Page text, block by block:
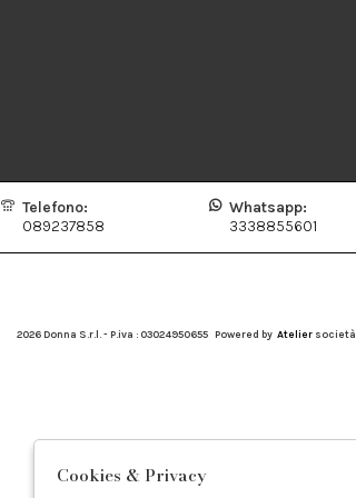
Telefono:
089237858
Whatsapp:
3338855601
2026 Donna S.r.l. - P.iva : 03024950655 Powered by Atelier società
Cookies & Privacy